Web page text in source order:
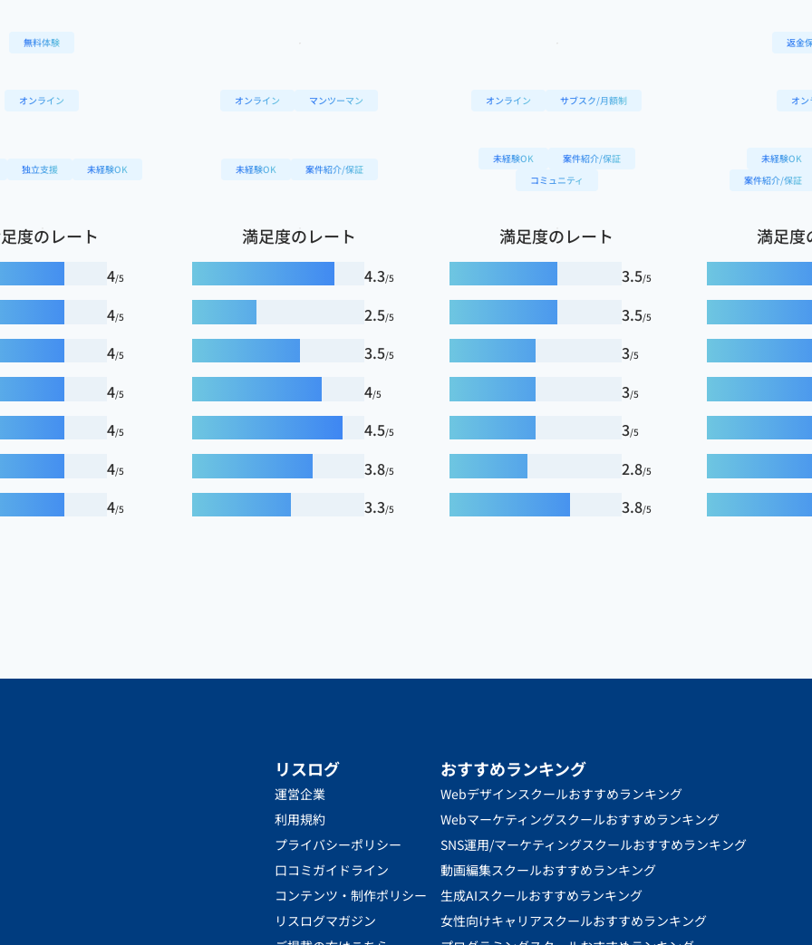
無料体験 返金
オンライン オンライン マンツーマン オンライン サブスク/月額制 オ
独立支援 未経験OK 未経験OK 案件紹介/保証
未経験OK
案件紹介/保証
コミュニティ
未経験OK
案件紹介/保証
度のレート
4/5
4/5
4/5
4/5
4/5
4/5
4/5
満足度のレート
4.3/5
2.5/5
3.5/5
4/5
4.5/5
3.8/5
3.3/5
満足度のレート
3.5/5
3.5/5
3/5
3/5
3/5
2.8/5
3.8/5
満足度
リスログ
運営企業
利用規約
プライバシーポリシー
口コミガイドライン
コンテンツ・制作ポリシー
リスログマガジン
おすすめランキング
Webデザインスクールおすすめランキング
Webマーケティングスクールおすすめランキング
SNS運用/マーケティングスクールおすすめランキング
動画編集スクールおすすめランキング
生成AIスクールおすすめランキング
女性向けキャリアスクールおすすめランキング